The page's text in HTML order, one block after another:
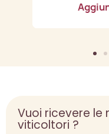
Vuoi ricevere le
viticoltori ?